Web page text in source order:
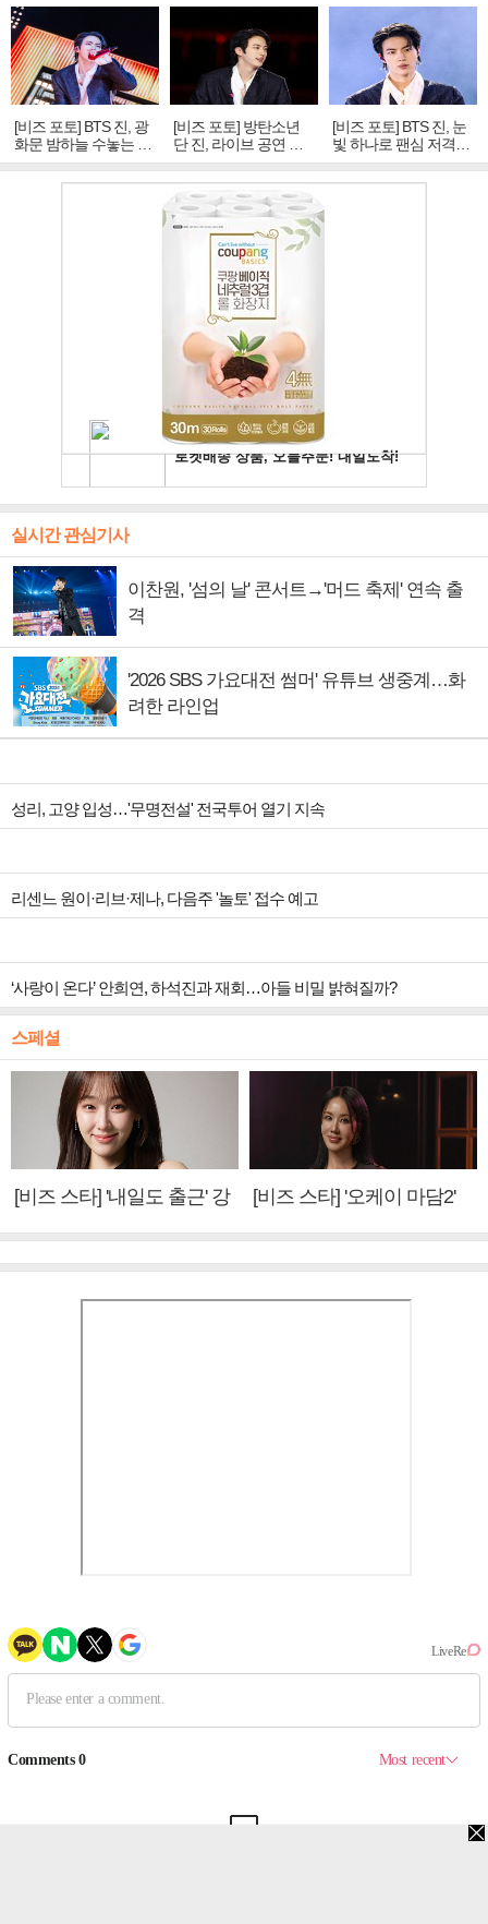
[비즈 포토] BTS 진, 광
화문 밤하늘 수놓는 '비
주얼 킹'의 열창
[비즈 포토] 방탄소년
단 진, 라이브 공연 중
빛나는 독보적 아우라
[비즈 포토] BTS 진, 눈
빛 하나로 팬심 저격…
독보적 카리스마
실시간 관심기사
이찬원, '섬의 날' 콘서트→'머드 축제' 연속 출
격
'2026 SBS 가요대전 썸머' 유튜브 생중계…화
려한 라인업
성리, 고양 입성…'무명전설' 전국투어 열기 지속
리센느 원이·리브·제나, 다음주 '놀토' 접수 예고
‘사랑이 온다’ 안희연, 하석진과 재회…아들 비밀 밝혀질까?
스페셜
[비즈 스타] '내일도 출근' 강
[비즈 스타] '오케이 마담2'